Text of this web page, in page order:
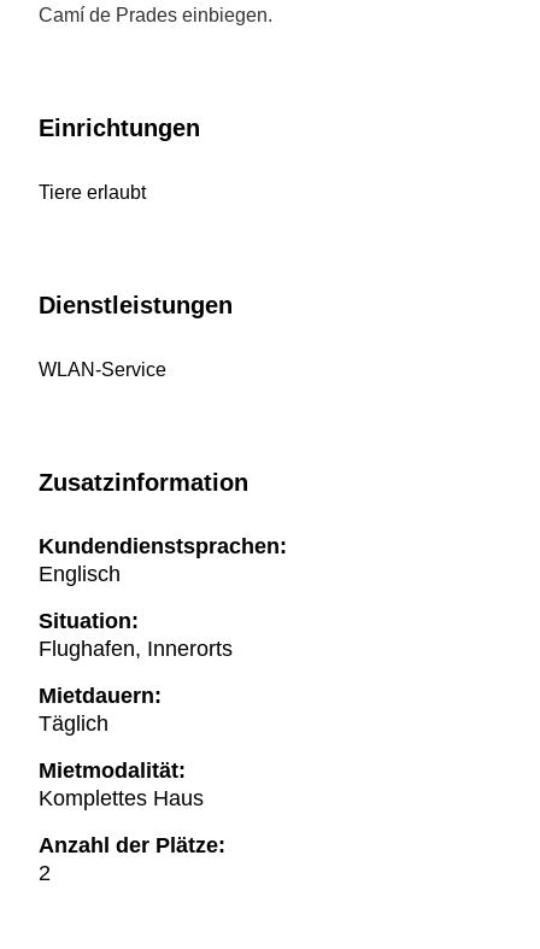
Camí de Prades einbiegen.
Einrichtungen
Tiere erlaubt
Dienstleistungen
WLAN-Service
Zusatzinformation
Kundendienstsprachen:
Englisch
Situation:
Flughafen, Innerorts
Mietdauern:
Täglich
Mietmodalität:
Komplettes Haus
Anzahl der Plätze:
2